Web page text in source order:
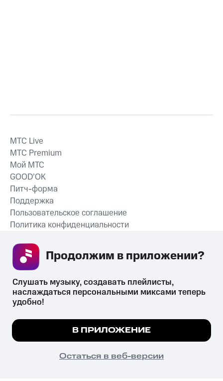
СКАЧАТЬ ПРИЛОЖЕНИЕ
MTС Live
MTС Premium
Мой МТС
GOOD’OK
Питч-форма
Поддержка
Пользовательское соглашение
Политика конфиденциальности
психотропных веществ, их аналогов причиняет вред здоровью,
их незаконный оборот запрещён и влечёт установленную
законодательством ответственность.
© 2026 ООО «КИОН».
Все права защищены
Мы используем куки, чтобы на сайте все
Подробнее
ПОНЯТНО
Слушать музыку, создавать плейлисты,
наслаждаться персональными миксами теперь
удобно!
В ПРИЛОЖЕНИЕ
Остаться в веб-версии